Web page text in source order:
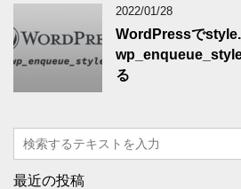
2022/01/28
WordPressで
る
最近の投稿